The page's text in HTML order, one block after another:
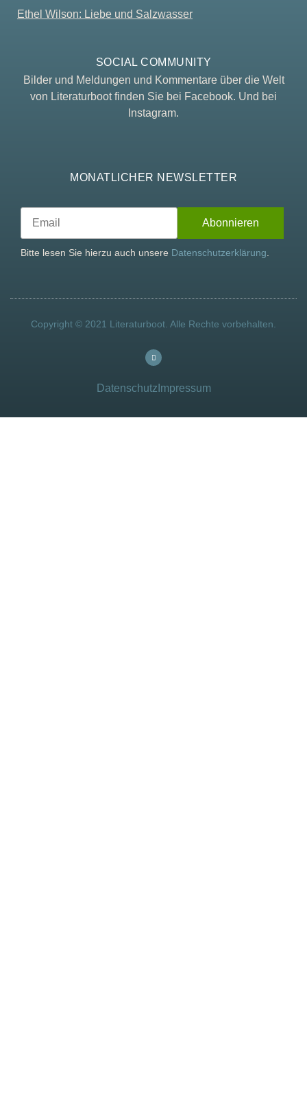
Ethel Wilson: Liebe und Salzwasser
SOCIAL COMMUNITY
Bilder und Meldungen und Kommentare über die Welt
von Literaturboot finden Sie bei Facebook. Und bei
Instagram.
MONATLICHER NEWSLETTER
Bitte lesen Sie hierzu auch unsere Datenschutzerklärung.
Copyright © 2021 Literaturboot. Alle Rechte vorbehalten.
Datenschutz Impressum